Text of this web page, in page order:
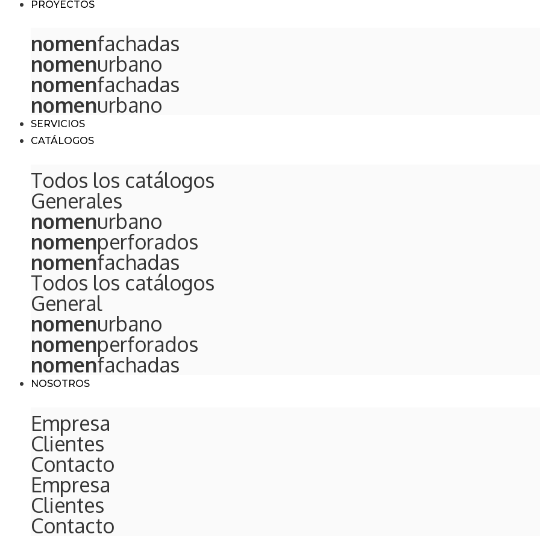
PROYECTOS
nomenfachadas
nomenurbano
nomenfachadas
nomenurbano
SERVICIOS
CATÁLOGOS
Todos los catálogos
Generales
nomenurbano
nomenperforados
nomenfachadas
Todos los catálogos
General
nomenurbano
nomenperforados
nomenfachadas
NOSOTROS
Empresa
Clientes
Contacto
Empresa
Clientes
Contacto